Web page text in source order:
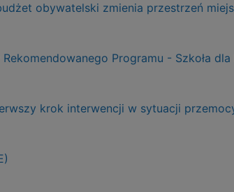
obywatelski zmienia przestrzeń
Programu - Szkoła
krok interwencji w sytuacji